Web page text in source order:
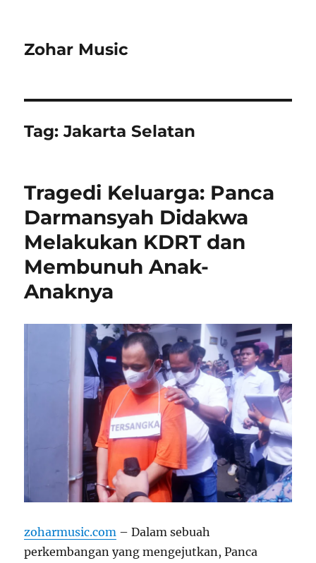
Zohar Music
Tag:Jakarta Selatan
Tragedi Keluarga: Panca
Darmansyah Didakwa
Melakukan KDRT dan
Membunuh Anak-
Anaknya
zoharmusic.com – Dalam sebuah
perkembangan yang mengejutkan, Panca